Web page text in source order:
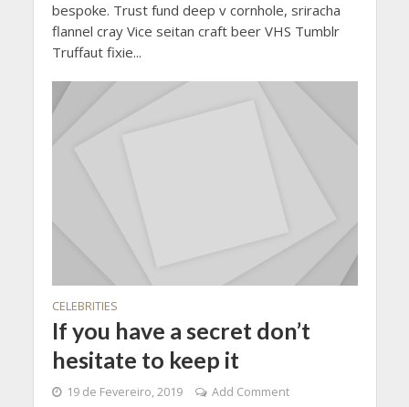
bespoke. Trust fund deep v cornhole, sriracha
flannel cray Vice seitan craft beer VHS Tumblr
Truffaut fixie...
CELEBRITIES
If you have a secret don’t
hesitate to keep it
19 de Fevereiro, 2019 Add Comment